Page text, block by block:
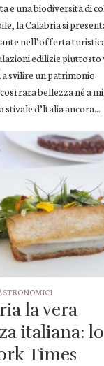
e una biodiversità di
la Calabria si
nell’offerta
edilizie piuttosto
svilire un patrimonio
rara bellezza né a
stivale d’Italia ancora...
la vera
italiana:
Times